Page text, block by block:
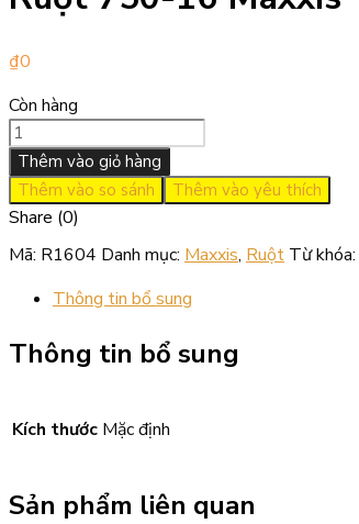
₫0
Còn hàng
Thêm vào giỏ hàng
Thêm vào so sánh
Thêm vào yêu thích
Share (0)
Mã: R1604 Danh mục: Maxxis, Ruột Từ khóa:
Thông tin bổ sung
Thông tin bổ sung
Kích thước Mặc định
Sản phẩm liên quan